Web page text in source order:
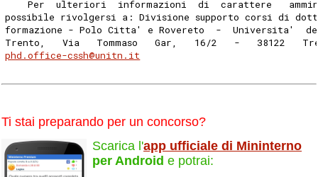
Per  ulteriori  informazioni  di  carattere
possibile rivolgersi a: Divisione supporto corsi di
formazione - Polo Citta' e Rovereto  -  Universita'
Trento,   Via   Tommaso   Gar,   16/2   -   38122
phd.office-cssh@unitn.it
Ti stai preparando per un concorso?
Scarica l'app ufficiale di Mininterno
per Android e potrai: